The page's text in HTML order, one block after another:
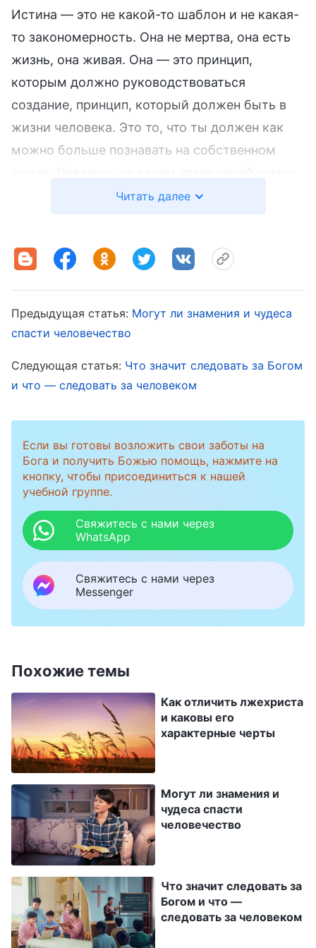
Истина — это не какой-то шаблон и не какая-
то закономерность. Она не мертва, она есть
жизнь, она живая. Она — это принцип,
которым должно руководствоваться
создание, принцип, который должен быть в
жизни человека. Это то, что ты должен как
можно больше познавать на собственном
ты находишься, ты неотделим от слова
чем Он обладает, отображено в Его словах,
характер и то, Кто Он есть и чем Он обладает,
— это все уже само по себе является
проявлении Божьего характера и того, Кто Он
является и чем обладает, становится
конкретным, в ней ясно излагается, Кто такой
Бог и чем Он обладает. В ней более открыто
говорится тебе о том, что Богу нравится, а что
нет, что Он хочет, чтобы ты делал, а чего не
позволяет тебе делать, каких людей Он
которую Бог открывает, люди могут увидеть
Его радость, гнев, печаль, счастье, а также
Его сущность. В этом раскрывается Божий
(Слово, том II. О познании Бога. Божий труд,
Божий характер и Сам Бог III)
Истина — это реальность всего
положительного. Она может быть жизнью
человека и направлением, в котором он
движется; она может побудить человека
отвергнуть своей развращенный характер,
начать бояться Бога и избегать зла, стать тем,
кто повинуется Богу, и достойным творением,
тем, кого любит Бог и тем, кто обретает Его
благодать. Учитывая ценность истины, какие
Читать далее
Предыдущая статья: Могут ли знамения и чудеса
спасти человечество
Следующая статья: Что значит следовать за Богом
и что — следовать за человеком
Если вы готовы возложить свои заботы на
Бога и получить Божью помощь, нажмите на
кнопку, чтобы присоединиться к нашей
учебной группе.
Свяжитесь с нами через
WhatsApp
Свяжитесь с нами через
Messenger
Похожие темы
Как отличить лжехриста
и каковы его
характерные черты
Могут ли знамения и
чудеса спасти
человечество
Что значит следовать за
Богом и что —
следовать за человеком